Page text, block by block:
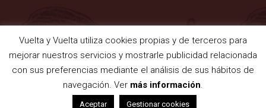
©2021 Vuelta y Vuelta
Aviso legal|Cookies|Privacidad|Términos y condiciones
Vuelta y Vuelta utiliza cookies propias y de terceros para
mejorar nuestros servicios y mostrarle publicidad relacionada
con sus preferencias mediante el análisis de sus hábitos de
navegación. Ver más información.
Aceptar Gestionar cookies